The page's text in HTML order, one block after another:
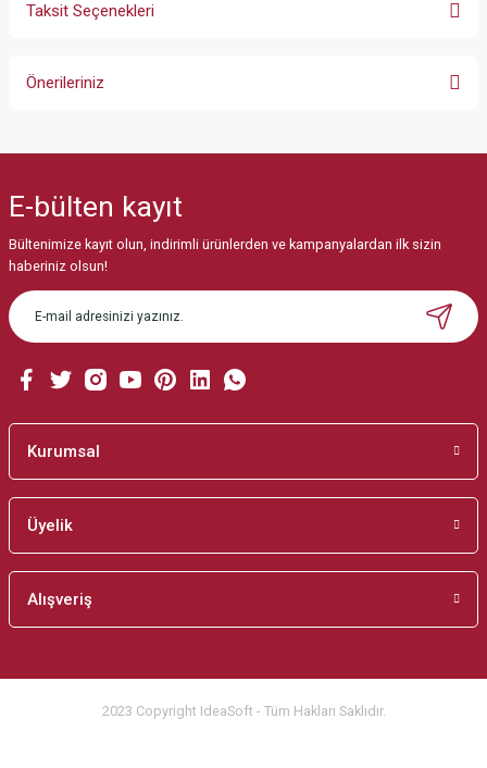
Taksit Seçenekleri
Önerileriniz
Görüş ve önerileriniz için teşekkür ederiz.
Ürün resmi kalitesiz, bozuk veya görüntülenemiyor.
Ürün açıklamasında eksik bilgiler bulunuyor.
Ürün bilgilerinde hatalar bulunuyor.
Bu ürüne benzer farklı alternatifler olmalı.
E-bülten kayıt
Bültenimize kayıt olun, indirimli ürünlerden ve kampanyalardan ilk sizin
haberiniz olsun!
Kurumsal
Üyelik
Alışveriş
2023 Copyright IdeaSoft - Tüm Hakları Saklıdır.